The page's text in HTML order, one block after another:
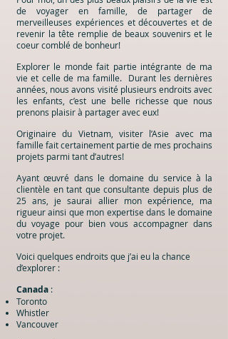
de voyager en famille, de partager de
merveilleuses expériences et découvertes et de
revenir la tête remplie de beaux souvenirs et le
coeur comblé de bonheur!
Explorer le monde fait partie intégrante de ma
vie et celle de ma famille. Durant les dernières
années, nous avons visité plusieurs endroits avec
les enfants, c’est une belle richesse que nous
prenons plaisir à partager avec eux!
Originaire du Vietnam, visiter l’Asie avec ma
famille fait certainement partie de mes prochains
projets parmi tant d’autres!
Ayant œuvré dans le domaine du service à la
clientèle en tant que consultante depuis plus de
25 ans, je saurai allier mon expérience, ma
rigueur ainsi que mon expertise dans le domaine
du voyage pour bien vous accompagner dans
votre projet.
Voici quelques endroits que j’ai eu la chance
d’explorer :
Canada :
Toronto
Whistler
Vancouver